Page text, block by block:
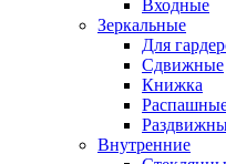
Входные
Зеркальные
Для
Сдвижные
Книжка
Внутренние